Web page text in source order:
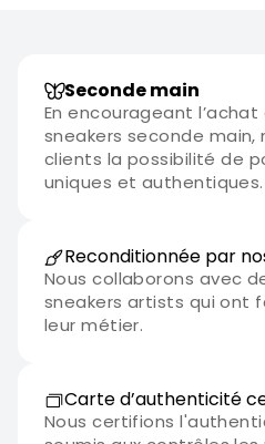
Seconde main
En encourageant
sneakers seconde main,
clients la possibilité de
uniques et authentiques.
Reconditionnée par
Nous collaborons avec
sneakers artists qui ont
leur métier.
Carte d’authenticité
Nous certifions